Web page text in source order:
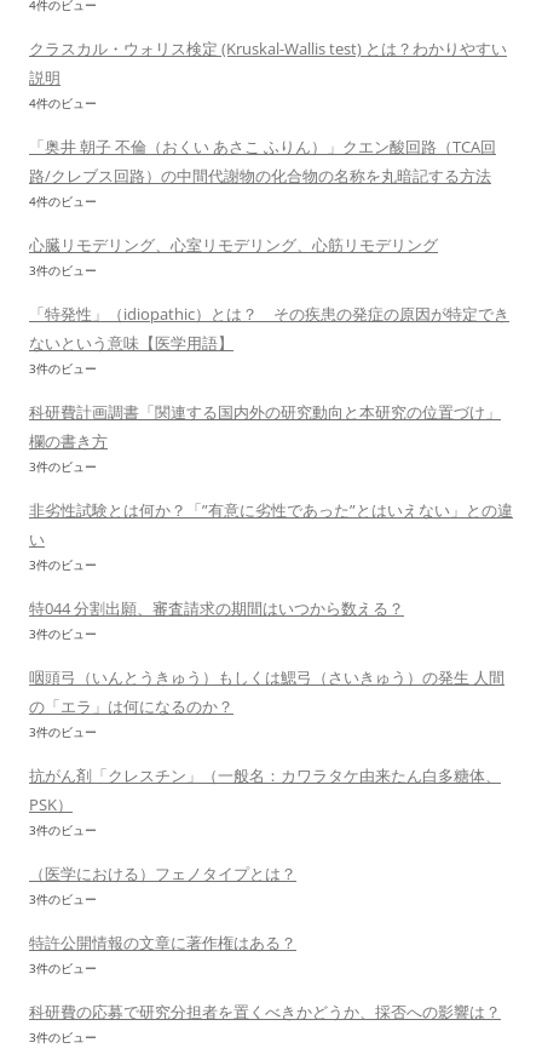
4件のビュー
クラスカル・ウォリス検定 (Kruskal-Wallis test) とは？わかりやすい
説明
4件のビュー
「奥井 朝子 不倫（おくい あさこ ふりん）」クエン酸回路（TCA回
路/クレブス回路）の中間代謝物の化合物の名称を丸暗記する方法
4件のビュー
心臓リモデリング、心室リモデリング、心筋リモデリング
3件のビュー
「特発性」（idiopathic）とは？ その疾患の発症の原因が特定でき
ないという意味【医学用語】
3件のビュー
科研費計画調書「関連する国内外の研究動向と本研究の位置づけ」
欄の書き方
3件のビュー
非劣性試験とは何か？「”有意に劣性であった”とはいえない」との違
い
3件のビュー
特044 分割出願、審査請求の期間はいつから数える？
3件のビュー
咽頭弓（いんとうきゅう）もしくは鰓弓（さいきゅう）の発生 人間
の「エラ」は何になるのか？
3件のビュー
抗がん剤「クレスチン」（一般名：カワラタケ由来たん白多糖体、
PSK）
3件のビュー
（医学における）フェノタイプとは？
3件のビュー
特許公開情報の文章に著作権はある？
3件のビュー
科研費の応募で研究分担者を置くべきかどうか、採否への影響は？
3件のビュー